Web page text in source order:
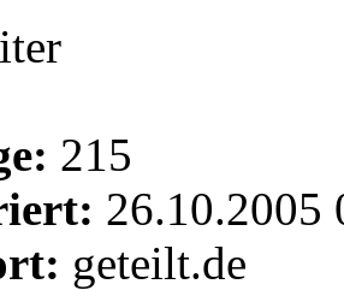
215
26.10.2005
geteilt.de